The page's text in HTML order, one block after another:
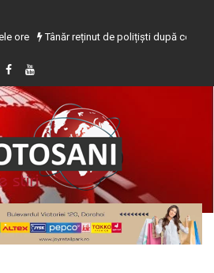
Tânăr reținut de polițiști după ce i-a furat